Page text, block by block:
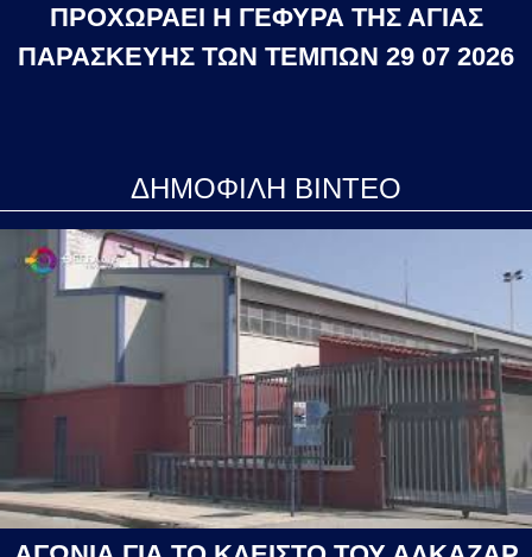
ΠΡΟΧΩΡΑΕΙ Η ΓΕΦΥΡΑ ΤΗΣ ΑΓΙΑΣ
ΠΑΡΑΣΚΕΥΗΣ ΤΩΝ ΤΕΜΠΩΝ 29 07 2026
ΔΗΜΟΦΙΛΗ ΒΙΝΤΕΟ